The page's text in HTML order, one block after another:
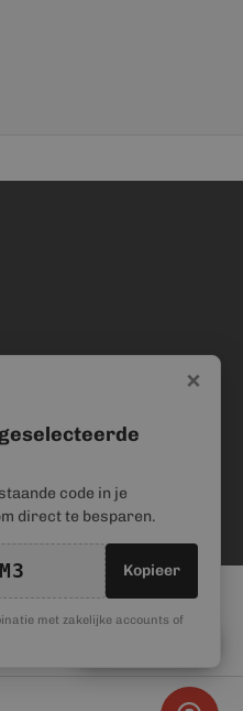
×
code in je
direct te besparen.
Kopieer
met zakelijke accounts of